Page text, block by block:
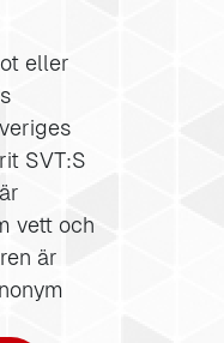
eller
SVT:S
vett och
är